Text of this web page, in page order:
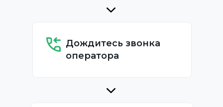
Дождитесь звонка
оператора